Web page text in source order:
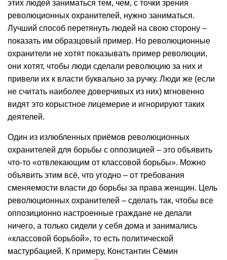
этих людей заниматься тем, чем, с точки зрения
революционных охранителей, нужно заниматься.
Лучший способ перетянуть людей на свою сторону –
показать им образцовый пример. Но революционные
охранители не хотят показывать пример революции,
они хотят, чтобы люди сделали революцию за них и
привели их к власти буквально за ручку. Люди же (если
не считать наиболее доверчивых из них) мгновенно
видят это корыстное лицемерие и игнорируют таких
деятелей.
Один из излюбленных приёмов революционных
охранителей для борьбы с оппозицией – это объявить
что-то «отвлекающим от классовой борьбы». Можно
объявить этим всё, что угодно – от требования
сменяемости власти до борьбы за права женщин. Цель
революционных охранителей – сделать так, чтобы все
оппозиционно настроенные граждане не делали
ничего, а только сидели у себя дома и занимались
«классовой борьбой», то есть политической
мастурбацией. К примеру, Константин Сёмин